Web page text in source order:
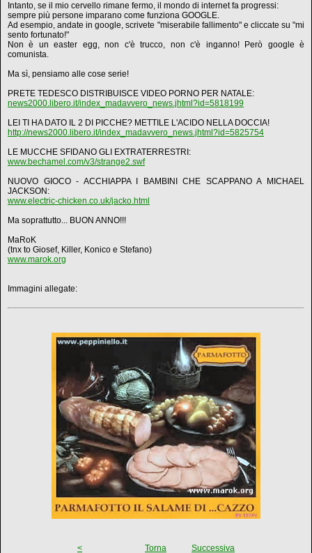
Intanto, se il mio cervello rimane fermo, il mondo di internet fa progressi:
sempre più persone imparano come funziona GOOGLE.
Ad esempio, andate in google, scrivete "miserabile fallimento" e cliccate su "mi
sento fortunato!"
Non è un easter egg, non c'è trucco, non c'è inganno! Però google è
comunista.
Ma sì, pensiamo alle cose serie!
PRETE TEDESCO DISTRIBUISCE VIDEO PORNO PER NATALE:
news2000.libero.it/index_madavvero_news.jhtml?id=5818199
LEI TI HA DATO IL 2 DI PICCHE? METTILE L'ACIDO NELLA DOCCIA!
http://news2000.libero.it/index_madavvero_news.jhtml?id=5825754
LE MUCCHE SFIDANO GLI EXTRATERRESTRI:
www.bechamel.com/v3/strange2.swf
NUOVO GIOCO - ACCHIAPPA I BAMBINI CHE SCAPPANO A MICHAEL
JACKSON:
www.electric-chicken.co.uk/jacko.html
Ma soprattutto... BUON ANNO!!!
MaRoK
(tnx to Giosef, Killer, Konico e Stefano)
www.marok.org
Immagini allegate:
< Torna Successiva